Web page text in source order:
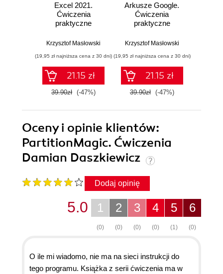
Excel 2021.
Ćwiczenia
praktyczne
Krzysztof Masłowski
(19,95 zł najniższa cena z 30 dni)
21.15 zł
39.90zł (-47%)
Arkusze Google.
Ćwiczenia
praktyczne
Krzysztof Masłowski
(19,95 zł najniższa cena z 30 dni)
21.15 zł
39.90zł (-47%)
Oceny i opinie klientów:
PartitionMagic. Ćwiczenia
Damian Daszkiewicz
Dodaj opinię
6
(0)
5
(1)
4
(0)
3
(0)
2
(0)
1
(0)
5.0
O ile mi wiadomo, nie ma na sieci instrukcji do
tego programu. Książka z serii ćwiczenia ma w